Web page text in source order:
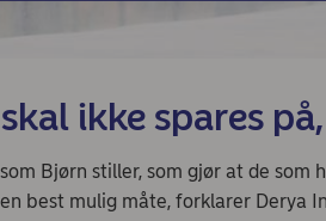
ikke spares
Bjørn stiller, som gjør at de som
best mulig måte, forklarer Derya